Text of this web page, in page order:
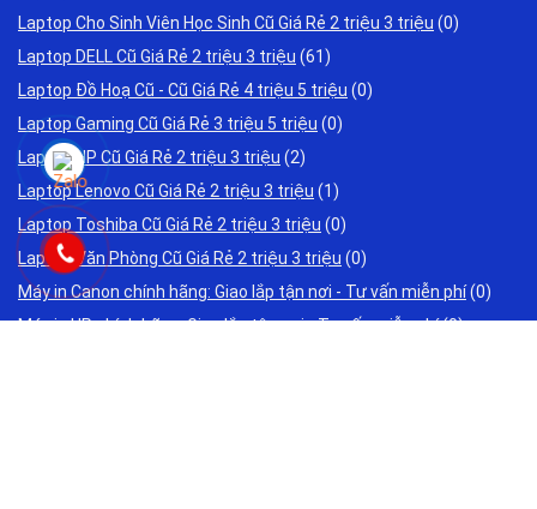
Laptop Cho Sinh Viên Học Sinh Cũ Giá Rẻ 2 triệu 3 triệu (0)
Laptop DELL Cũ Giá Rẻ 2 triệu 3 triệu (61)
Laptop Đồ Hoạ Cũ - Cũ Giá Rẻ 4 triệu 5 triệu (0)
Laptop Gaming Cũ Giá Rẻ 3 triệu 5 triệu (0)
Laptop HP Cũ Giá Rẻ 2 triệu 3 triệu (2)
Laptop Lenovo Cũ Giá Rẻ 2 triệu 3 triệu (1)
Laptop Toshiba Cũ Giá Rẻ 2 triệu 3 triệu (0)
Laptop Văn Phòng Cũ Giá Rẻ 2 triệu 3 triệu (0)
Máy in Canon chính hãng: Giao lắp tận nơi - Tư vấn miễn phí(0)
Máy in HP chính hãng: Giao lắp tận nơi - Tư vấn miễn phí(0)